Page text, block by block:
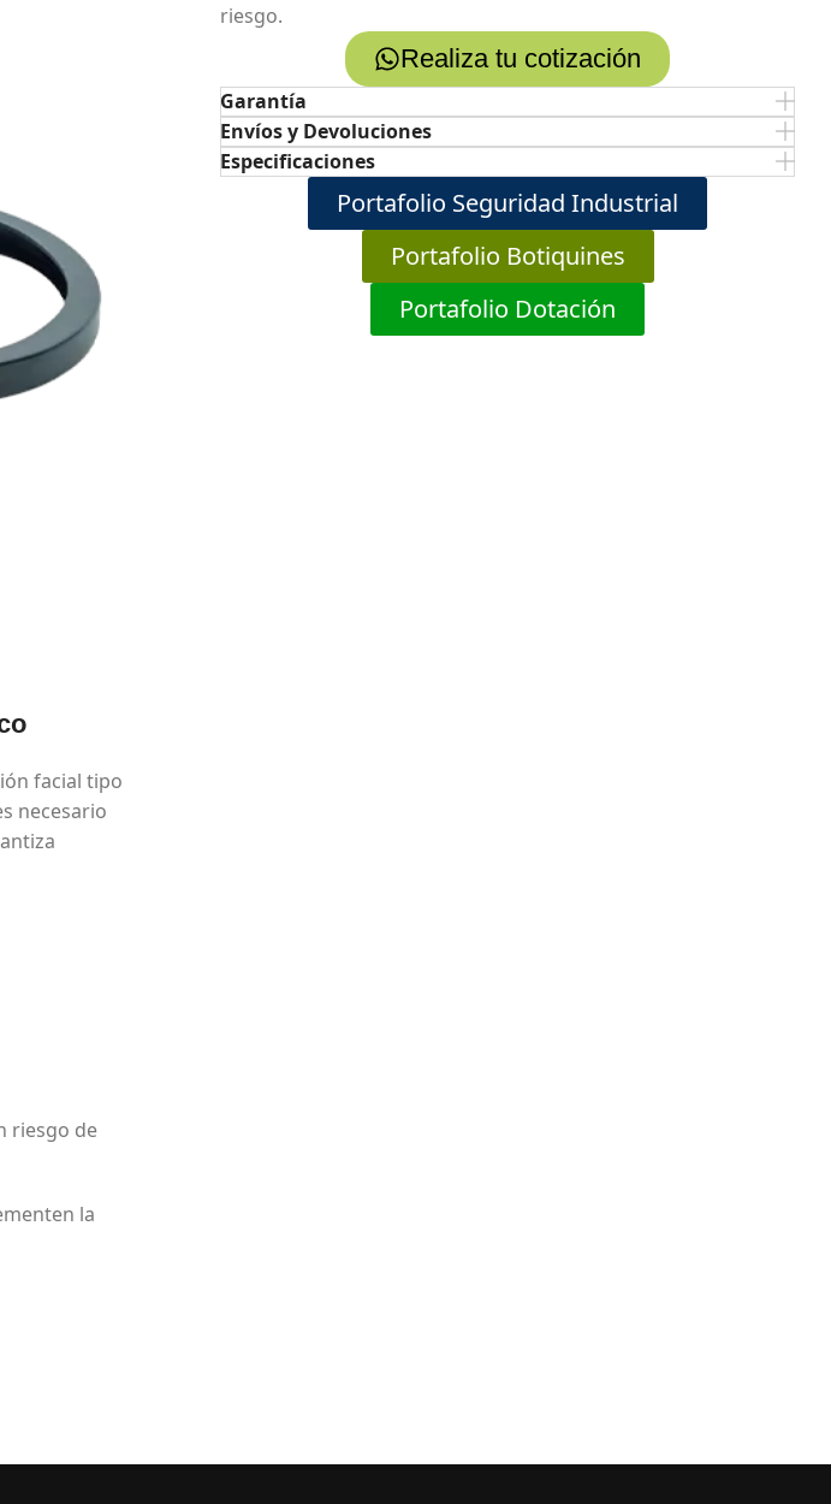
facial tipo
necesario
riesgo de
la
riesgo.
Realiza tu cotización
Garantía
Envíos y Devoluciones
Especificaciones
Portafolio Seguridad Industrial
Portafolio Botiquines
Portafolio Dotación